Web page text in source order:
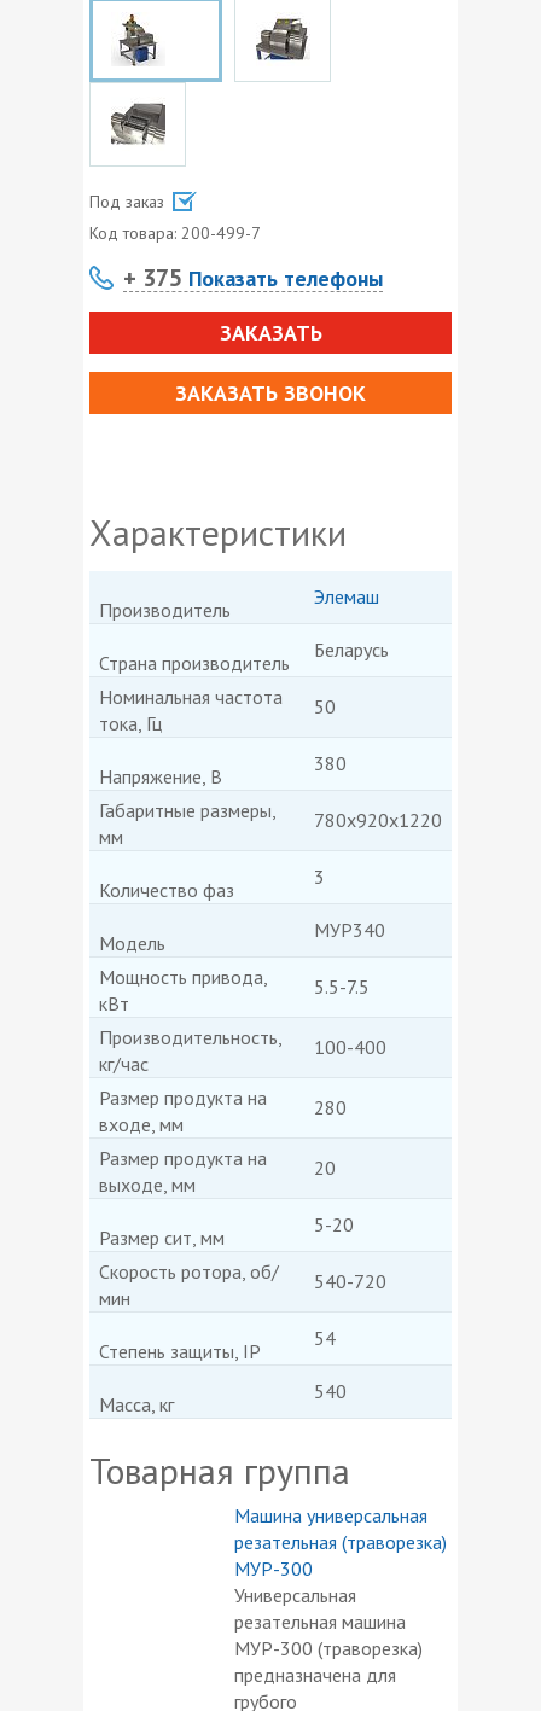
Под заказ
Код товара: 200-499-7
+ 375 Показать телефоны
ЗАКАЗАТЬ
ЗАКАЗАТЬ ЗВОНОК
Характеристики
Производитель
Элемаш
Страна производитель
Беларусь
Номинальная частота
тока, Гц
50
Напряжение, В
380
Габаритные размеры,
мм
780х920х1220
Количество фаз
3
Модель
МУР340
Мощность привода,
кВт
5.5-7.5
Производительность,
кг/час
100-400
Размер продукта на
входе, мм
280
Размер продукта на
выходе, мм
20
Размер сит, мм
5-20
Скорость ротора, об/
мин
540-720
Степень защиты, IP
54
Масса, кг
540
Товарная группа
Машина универсальная
резательная (траворезка)
МУР-300
Универсальная
резательная машина
МУР-300 (траворезка)
предназначена для
грубого